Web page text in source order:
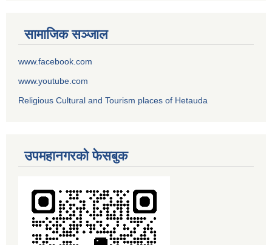
सामाजिक सञ्जाल
www.facebook.com
www.youtube.com
Religious Cultural and Tourism places of Hetauda
उपमहानगरको फेसबुक